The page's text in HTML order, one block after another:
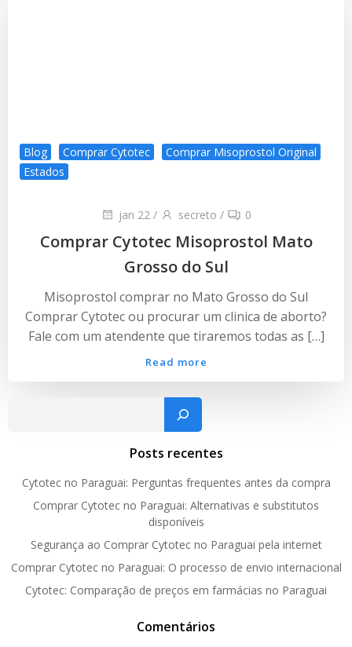
Blog Comprar Cytotec
Comprar Misoprostol Original
Estados
jan 22 / secreto / 0
Comprar Cytotec Misoprostol Mato
Grosso do Sul
Misoprostol comprar no Mato Grosso do Sul
Comprar Cytotec ou procurar um clinica de aborto?
Fale com um atendente que tiraremos todas as […]
Read more
Pesquisar
Posts recentes
Cytotec no Paraguai: Perguntas frequentes antes da compra
Comprar Cytotec no Paraguai: Alternativas e substitutos
disponíveis
Segurança ao Comprar Cytotec no Paraguai pela internet
Comprar Cytotec no Paraguai: O processo de envio internacional
Cytotec: Comparação de preços em farmácias no Paraguai
Comentários